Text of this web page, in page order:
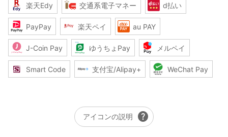
楽天Edy 交通系電子マネー d払い
PayPay 楽天ペイ au PAY
J-Coin Pay ゆうちょPay メルペイ
Smart Code 支付宝/Alipay+ WeChat Pay
アイコンの説明 help